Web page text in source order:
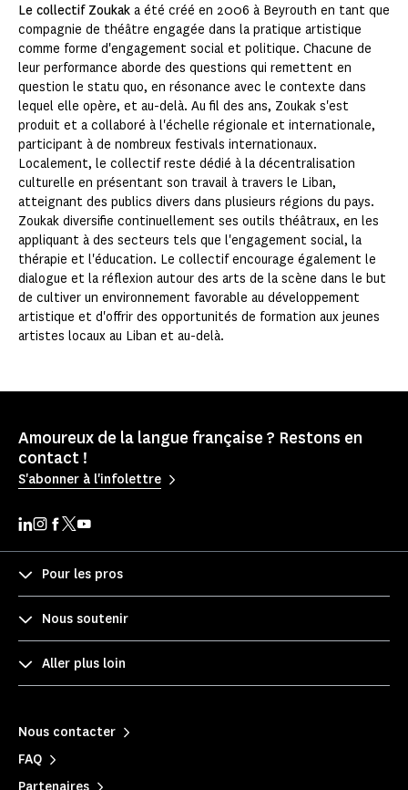
Le collectif Zoukak a été créé en 2006 à Beyrouth en tant que
compagnie de théâtre engagée dans la pratique artistique
comme forme d'engagement social et politique. Chacune de
leur performance aborde des questions qui remettent en
question le statu quo, en résonance avec le contexte dans
lequel elle opère, et au-delà. Au fil des ans, Zoukak s'est
produit et a collaboré à l'échelle régionale et internationale,
participant à de nombreux festivals internationaux.
Localement, le collectif reste dédié à la décentralisation
culturelle en présentant son travail à travers le Liban,
atteignant des publics divers dans plusieurs régions du pays.
Zoukak diversifie continuellement ses outils théâtraux, en les
appliquant à des secteurs tels que l'engagement social, la
thérapie et l'éducation. Le collectif encourage également le
dialogue et la réflexion autour des arts de la scène dans le but
de cultiver un environnement favorable au développement
artistique et d'offrir des opportunités de formation aux jeunes
artistes locaux au Liban et au-delà.
Amoureux de la langue française ? Restons en
contact !
S'abonner à l'infolettre
Pour les pros
Nous soutenir
Aller plus loin
Nous contacter
FAQ